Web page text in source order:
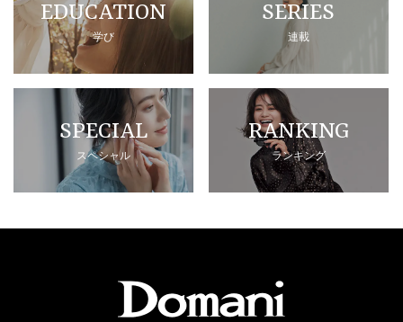
EDUCATION
学び
SERIES
連載
SPECIAL
スペシャル
RANKING
ランキング